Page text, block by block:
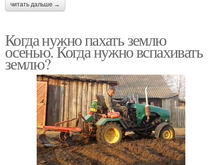
читать дальше →
Когда нужно пахать землю
осенью. Когда нужно вспахивать
землю?